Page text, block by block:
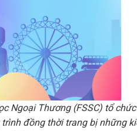
Ngoại Thương (FSSC) tổ
đồng thời trang bị những